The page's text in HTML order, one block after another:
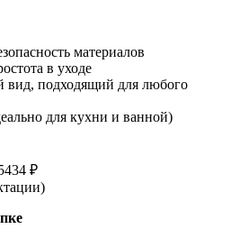
материалов
в уходе
подходящий для любого
для кухни и ванной)
₽